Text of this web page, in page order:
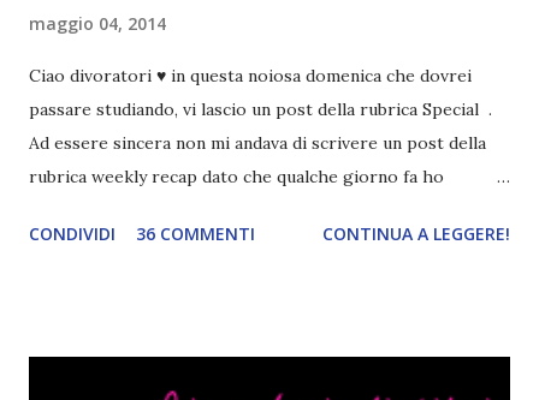
maggio 04, 2014
Ciao divoratori ♥ in questa noiosa domenica che dovrei
passare studiando, vi lascio un post della rubrica Special .
Ad essere sincera non mi andava di scrivere un post della
rubrica weekly recap dato che qualche giorno fa ho
troppo creare un nuovo banner xD Nella puntata di oggi vi
CONDIVIDI 36 COMMENTI CONTINUA A LEGGERE!